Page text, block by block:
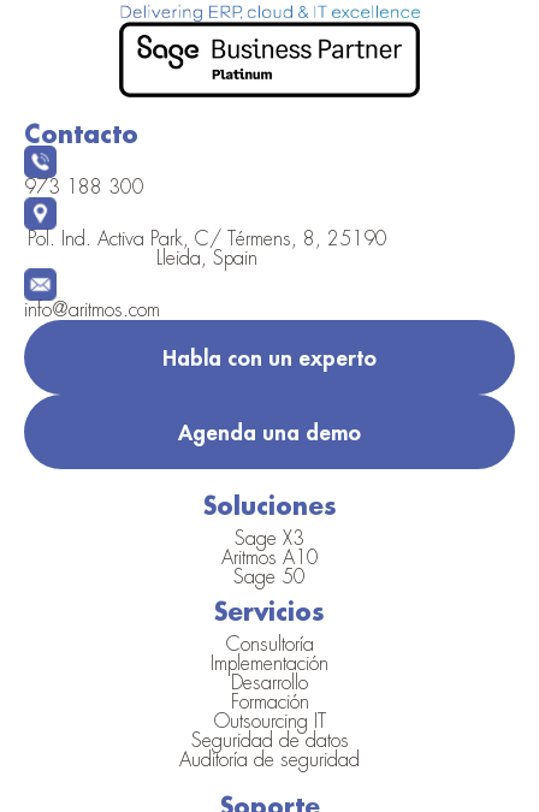
Contacto
973 188 300
Pol. Ind. Activa Park, C/ Térmens, 8, 25190
Lleida, Spain
info@aritmos.com
Habla con un experto
Agenda una demo
Soluciones
Sage X3
Aritmos A10
Sage 50
Servicios
Consultoría
Implementación
Desarrollo
Formación
Outsourcing IT
Seguridad de datos
Auditoría de seguridad